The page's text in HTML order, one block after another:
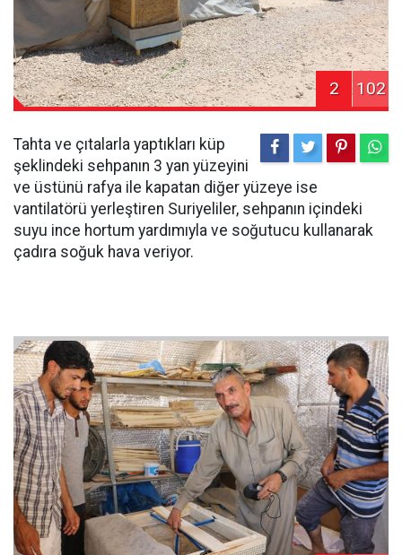
2 102
Tahta ve çıtalarla yaptıkları küp
şeklindeki sehpanın 3 yan yüzeyini
ve üstünü rafya ile kapatan diğer yüzeye ise
vantilatörü yerleştiren Suriyeliler, sehpanın içindeki
suyu ince hortum yardımıyla ve soğutucu kullanarak
çadıra soğuk hava veriyor.